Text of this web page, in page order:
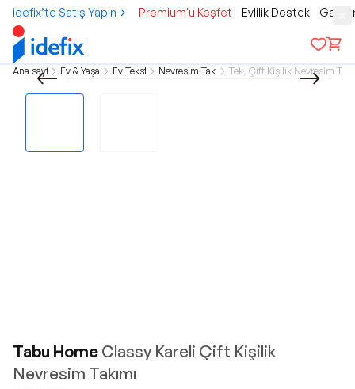
idefix’te Satış Yapın Premium'u Keşfet Evlilik Destek
Ana sayfa Ev & Yaşam Ev Tekstili Nevresim TakımıTek, Çift Kişilik Nevresim
Tabu Home Classy Kareli Çift Kişilik
Nevresim Takımı